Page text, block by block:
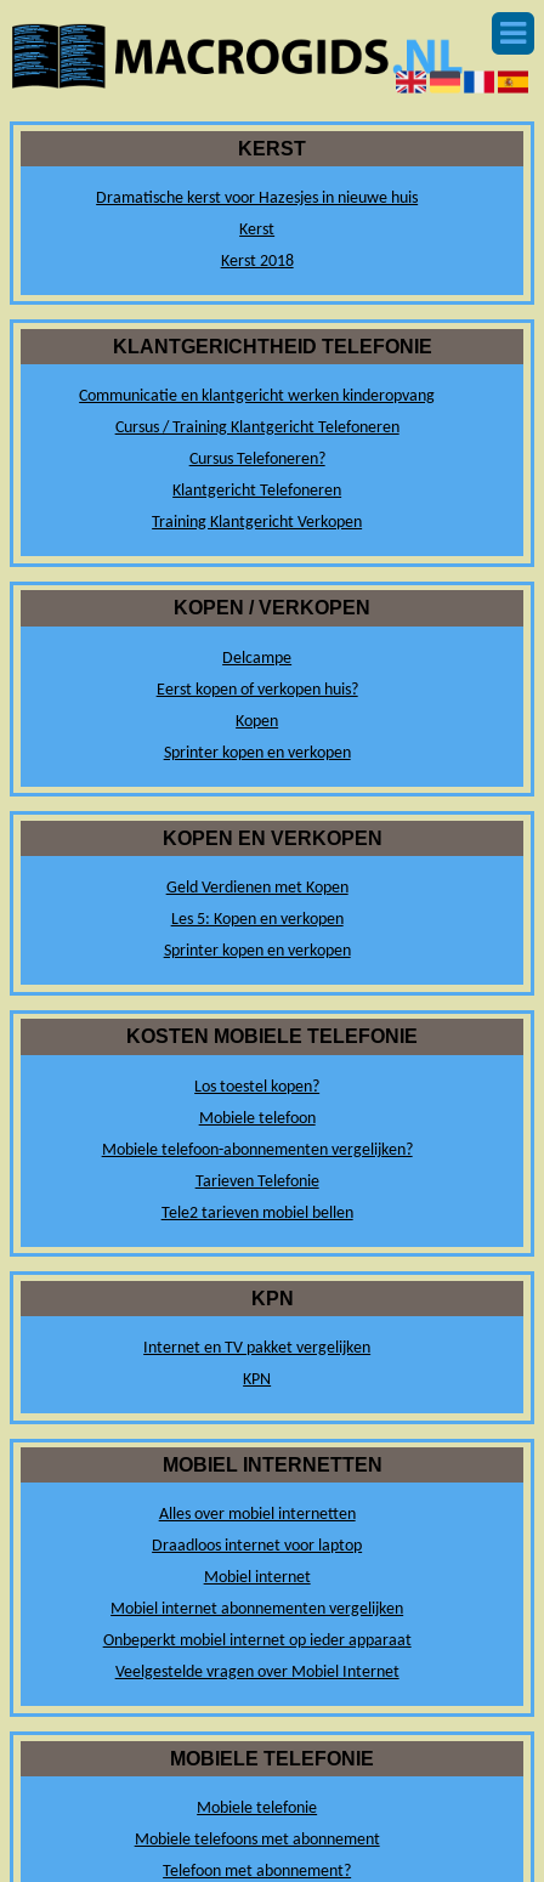
KERST
Dramatische kerst voor Hazesjes in nieuwe huis
Kerst
Kerst 2018
KLANTGERICHTHEID TELEFONIE
Communicatie en klantgericht werken kinderopvang
Cursus / Training Klantgericht Telefoneren
Cursus Telefoneren?
Klantgericht Telefoneren
Training Klantgericht Verkopen
KOPEN / VERKOPEN
Delcampe
Eerst kopen of verkopen huis?
Kopen
Sprinter kopen en verkopen
KOPEN EN VERKOPEN
Geld Verdienen met Kopen
Les 5: Kopen en verkopen
Sprinter kopen en verkopen
KOSTEN MOBIELE TELEFONIE
Los toestel kopen?
Mobiele telefoon
Mobiele telefoon-abonnementen vergelijken?
Tarieven Telefonie
Tele2 tarieven mobiel bellen
KPN
Internet en TV pakket vergelijken
KPN
MOBIEL INTERNETTEN
Alles over mobiel internetten
Draadloos internet voor laptop
Mobiel internet
Mobiel internet abonnementen vergelijken
Onbeperkt mobiel internet op ieder apparaat
Veelgestelde vragen over Mobiel Internet
MOBIELE TELEFONIE
Mobiele telefonie
Mobiele telefoons met abonnement
Telefoon met abonnement?